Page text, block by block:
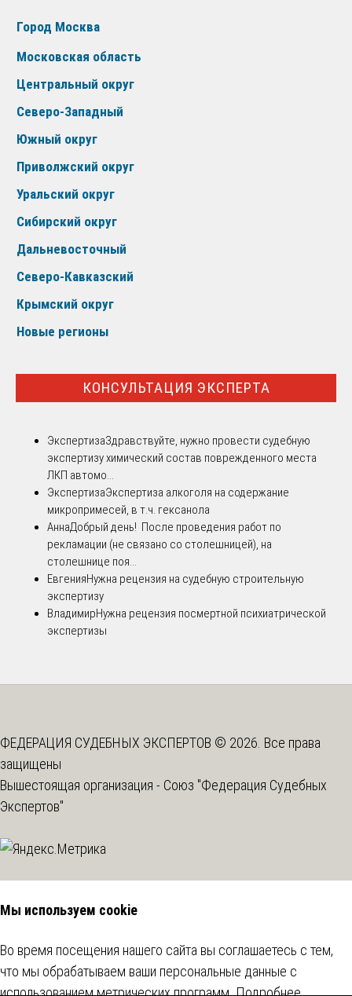
Город Москва
Московская область
Центральный округ
Северо-Западный
Южный округ
Приволжский округ
Уральский округ
Сибирский округ
Дальневосточный
Северо-Кавказский
Крымский округ
Новые регионы
КОНСУЛЬТАЦИЯ ЭКСПЕРТА
ЭкспертизаЗдравствуйте, нужно провести судебную
экспертизу химический состав поврежденного места
ЛКП автомо...
ЭкспертизаЭкспертиза алкоголя на содержание
микропримесей, в т.ч. гексанола
АннаДобрый день! После проведения работ по
рекламации (не связано со столешницей), на
столешнице поя...
ЕвгенияНужна рецензия на судебную строительную
экспертизу
ВладимирНужна рецензия посмертной психиатрической
экспертизы
ФЕДЕРАЦИЯ СУДЕБНЫХ ЭКСПЕРТОВ © 2026. Все права
защищены
Вышестоящая организация - Союз "Федерация Судебных
Экспертов"
Мы используем cookie
Во время посещения нашего сайта вы соглашаетесь с тем,
что мы обрабатываем ваши персональные данные с
использованием метрических программ.Подробнее